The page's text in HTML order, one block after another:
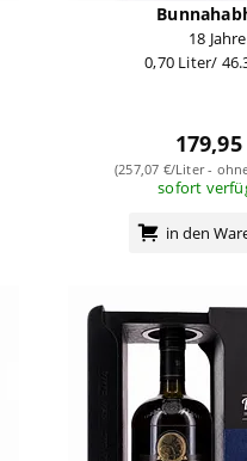
18 Jahre
0,70 Liter/
(257,07 €/Liter -
sofort
in den